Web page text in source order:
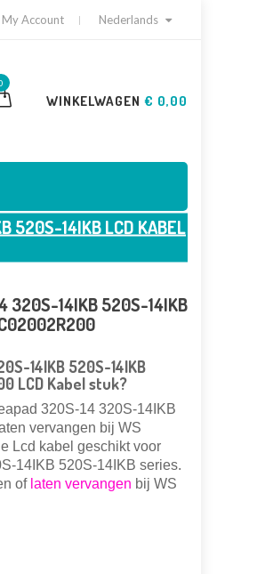
My Account Nederlands
WINKELWAGEN € 0,00
520S-14IKB LCD KABEL
320S-14IKB 520S-14IKB
14IKB 520S-14IKB
LCD Kabel stuk?
320S-14 320S-14IKB
vervangen bij WS
Lcd kabel geschikt voor
14IKB 520S-14IKB series.
of laten vervangen bij WS